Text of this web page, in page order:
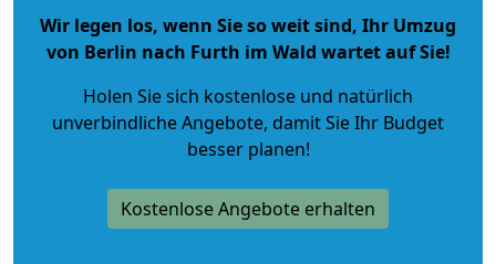
Wir legen los, wenn Sie so weit sind, Ihr Umzug
von Berlin nach Furth im Wald wartet auf Sie!
Holen Sie sich kostenlose und natürlich
unverbindliche Angebote, damit Sie Ihr Budget
besser planen!
Kostenlose Angebote erhalten